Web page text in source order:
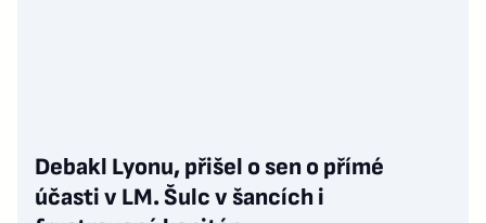
Debakl Lyonu, přišel o sen o přímé
účasti v LM. Šulc v šancích i